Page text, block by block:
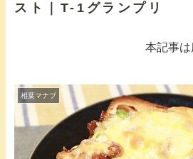
スト｜T-1グランプリ
本記事は
相葉マナブ